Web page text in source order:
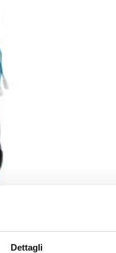
Dettagli